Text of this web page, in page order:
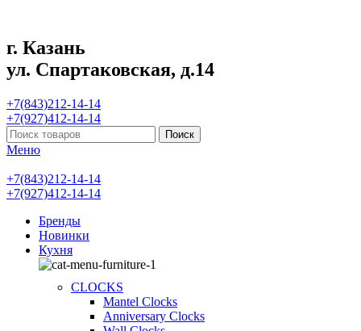
г. Казань
ул. Спартаковская, д.14
+7(843)212-14-14
+7(927)412-14-14
Поиск
Меню
+7(843)212-14-14
+7(927)412-14-14
Бренды
Новинки
Кухня
CLOCKS
Mantel Clocks
Anniversary Clocks